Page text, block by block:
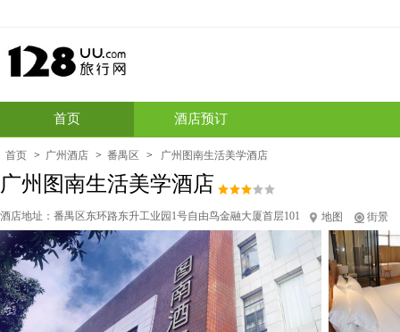
首页 酒店预订
首页 > 广州酒店 > 番禺区 > 广州图南生活美学酒店
广州图南生活美学酒店
酒店地址： 番禺区东环路东升工业园1号自由鸟金融大厦首层101 地图 街景